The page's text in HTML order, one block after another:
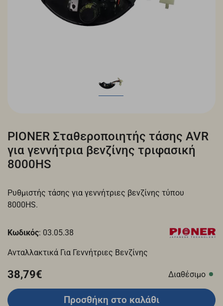
PIONER Σταθεροποιητής τάσης AVR
για γεννήτρια βενζίνης τριφασική
8000HS
Ρυθμιστής τάσης για γεννήτριες βενζίνης τύπου
8000HS.
Κωδικός: 03.05.38
Ανταλλακτικά Για Γεννήτριες Βενζίνης
38,79€ Διαθέσιμο
Προσθήκη στο καλάθι